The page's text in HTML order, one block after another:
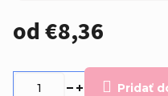
od€8,36
Pridať